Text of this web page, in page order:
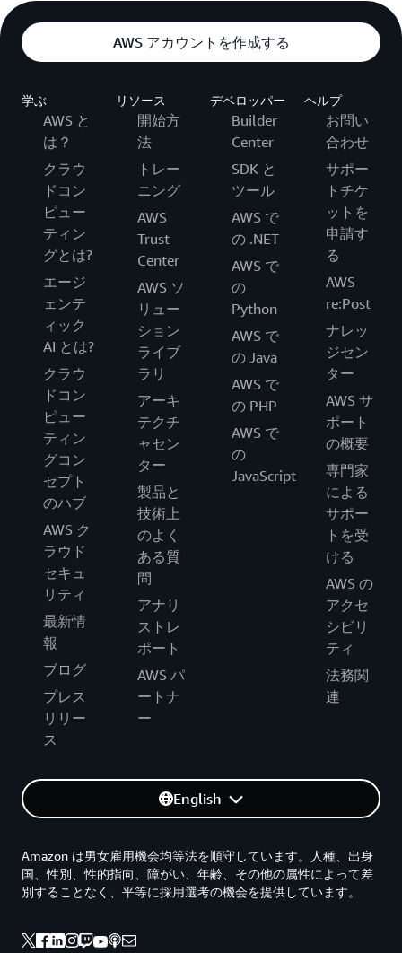
AWS アカウントを作成する
学ぶ
AWS と
は？
クラウ
ドコン
ピュー
ティン
グとは?
エージ
ェンテ
ィック
AI とは?
クラウ
ドコン
ピュー
ティン
グコン
セプト
のハブ
AWS ク
ラウド
セキュ
リティ
最新情
報
ブログ
プレス
リリー
ス
リソース
開始方
法
トレー
ニング
AWS
Trust
Center
AWS ソ
リュー
ション
ライブ
ラリ
アーキ
テクチ
ャセン
ター
製品と
技術上
のよく
ある質
問
アナリ
ストレ
ポート
AWS パ
ートナ
ー
デベロッパー
Builder
Center
SDK と
ツール
AWS で
の .NET
AWS で
の
Python
AWS で
の Java
AWS で
の PHP
AWS で
の
JavaScript
ヘルプ
お問い
合わせ
サポー
トチケ
ットを
申請す
る
AWS
re:Post
ナレッ
ジセン
ター
AWS サ
ポート
の概要
専門家
による
サポー
トを受
ける
AWS の
アクセ
シビリ
ティ
法務関
連
English
Amazon は男女雇用機会均等法を順守しています。人種、出身
国、性別、性的指向、障がい、年齢、その他の属性によって差
別することなく、平等に採用選考の機会を提供しています。